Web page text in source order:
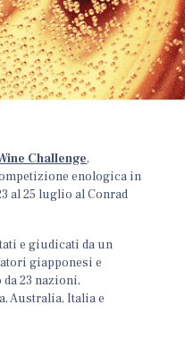
Challenge,
enologica in
al 25 luglio al Conrad
e giudicati da un
giapponesi e
23 nazioni,
Australia, Italia e